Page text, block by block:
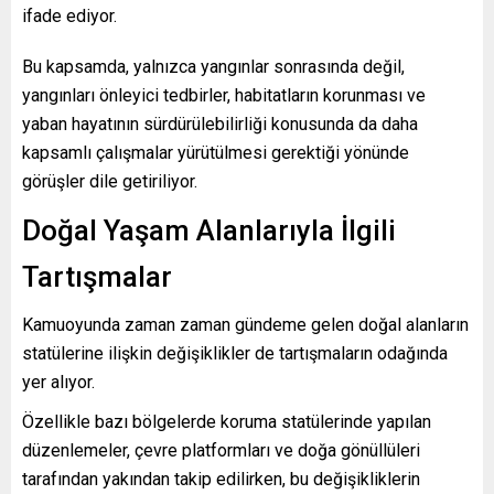
ifade ediyor.
Bu kapsamda, yalnızca yangınlar sonrasında değil,
yangınları önleyici tedbirler, habitatların korunması ve
yaban hayatının sürdürülebilirliği konusunda da daha
kapsamlı çalışmalar yürütülmesi gerektiği yönünde
görüşler dile getiriliyor.
Doğal Yaşam Alanlarıyla İlgili
Tartışmalar
Kamuoyunda zaman zaman gündeme gelen doğal alanların
statülerine ilişkin değişiklikler de tartışmaların odağında
yer alıyor.
Özellikle bazı bölgelerde koruma statülerinde yapılan
düzenlemeler, çevre platformları ve doğa gönüllüleri
tarafından yakından takip edilirken, bu değişikliklerin